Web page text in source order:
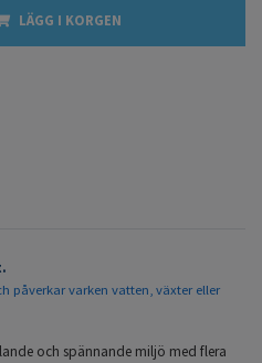
LÄGG I KORGEN
påverkar varken vatten, växter eller
och spännande miljö med flera